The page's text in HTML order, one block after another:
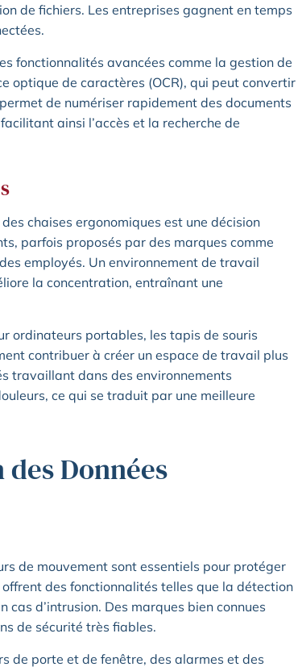
de fichiers. Les entreprises gagnent en temps
fonctionnalités avancées comme la gestion de
optique de caractères (OCR), qui peut convertir
de numériser rapidement des documents
ainsi l’accès et la recherche de
chaises ergonomiques est une décision
parfois proposés par des marques comme
employés. Un environnement de travail
la concentration, entraînant une
ordinateurs portables, les tapis de souris
contribuer à créer un espace de travail plus
travaillant dans des environnements
ce qui se traduit par une meilleure
Données
de mouvement sont essentiels pour protéger
des fonctionnalités telles que la détection
d’intrusion. Des marques bien connues
de sécurité très fiables.
de porte et de fenêtre, des alarmes et des